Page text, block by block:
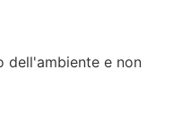
dell'ambiente e non